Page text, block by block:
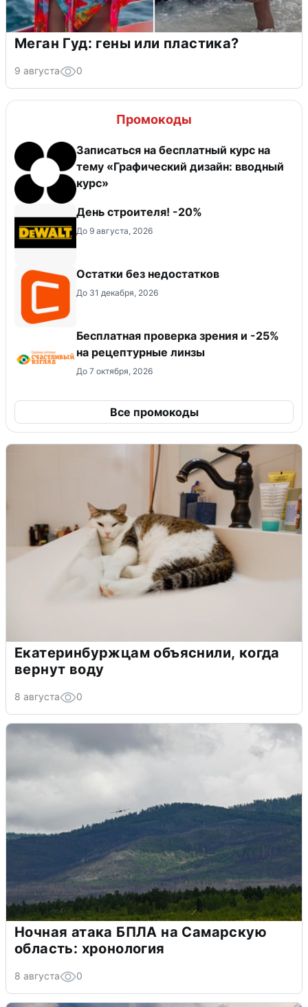
Меган Гуд: гены или пластика?
9 августа 0
Промокоды
Записаться на бесплатный курс на
тему «Графический дизайн: вводный
курс»
День строителя! -20%
До 9 августа, 2026
Остатки без недостатков
До 31 декабря, 2026
Бесплатная проверка зрения и -25%
на рецептурные линзы
До 7 октября, 2026
Все промокоды
Екатеринбуржцам объяснили, когда
вернут воду
8 августа 0
Ночная атака БПЛА на Самарскую
область: хронология
8 августа 0